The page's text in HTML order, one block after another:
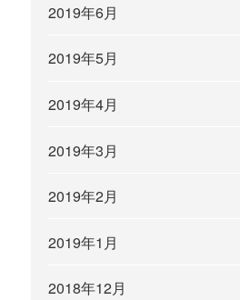
2019年6月
2019年5月
2019年4月
2019年3月
2019年2月
2019年1月
2018年12月